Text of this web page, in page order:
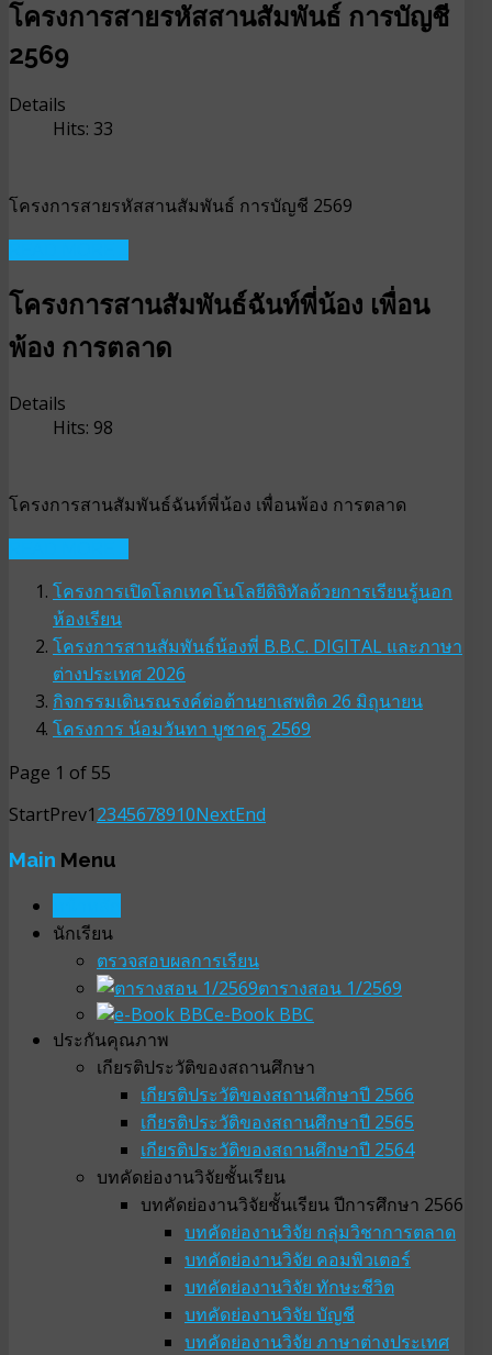
โครงการสายรหัสสานสัมพันธ์ การบัญชี
2569
Details
Hits: 33
โครงการสายรหัสสานสัมพันธ์ การบัญชี 2569
โครงการสานสัมพันธ์ฉันท์พี่น้อง เพื่อน
พ้อง การตลาด
Details
Hits: 98
โครงการสานสัมพันธ์ฉันท์พี่น้อง เพื่อนพ้อง การตลาด
โครงการเปิดโลกเทคโนโลยีดิจิทัลด้วยการเรียนรู้นอก
ห้องเรียน
โครงการสานสัมพันธ์น้องพี่ B.B.C. DIGITAL และภาษา
ต่างประเทศ 2026
กิจกรรมเดินรณรงค์ต่อต้านยาเสพติด 26 มิถุนายน
โครงการ น้อมวันทา บูชาครู 2569
Page 1 of 55
StartPrev12345678910NextEnd
Main Menu
นักเรียน
ตรวจสอบผลการเรียน
ตารางสอน 1/2569
e-Book BBC
ประกันคุณภาพ
เกียรติประวัติของสถานศึกษา
เกียรติประวัติของสถานศึกษาปี 2566
เกียรติประวัติของสถานศึกษาปี 2565
เกียรติประวัติของสถานศึกษาปี 2564
บทคัดย่องานวิจัยชั้นเรียน
บทคัดย่องานวิจัยชั้นเรียน ปีการศึกษา 2566
บทคัดย่องานวิจัย กลุ่มวิชาการตลาด
บทคัดย่องานวิจัย คอมพิวเตอร์
บทคัดย่องานวิจัย ทักษะชีวิต
บทคัดย่องานวิจัย บัญชี
บทคัดย่องานวิจัย ภาษาต่างประเทศ